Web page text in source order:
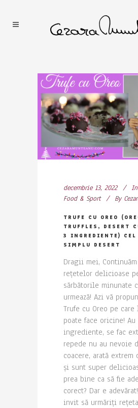
decembrie 13, 2022 In
Food & Sport
By
TRUFE CU OREO
TRUFFLES, DESERT
3 INGREDIENTE)
SIMPLU DESERT
Dragii mei,
rețetelor delicioase
sărbătorile minunate
urmează! Azi vă
Trufe cu Oreo pe care
poate face oricine! Au
ingrediente, se fac
repede nu au nevoie
coacere, arată extrem
și sunt super
prea bine ca să fie
corect? Dar e
invit să urmăriți